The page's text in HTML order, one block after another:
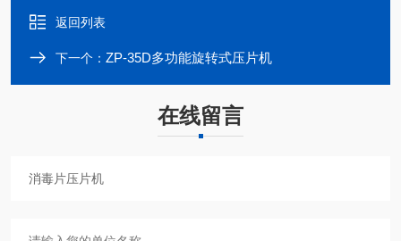
返回列表
下一个： ZP-35D多功能旋转式压片机
在线留言